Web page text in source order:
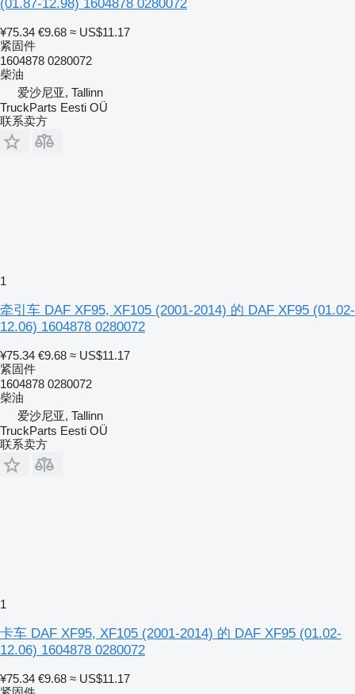
(01.87-12.98) 1604878 0280072
¥75.34 €9.68 ≈ US$11.17
紧固件
1604878 0280072
柴油
爱沙尼亚, Tallinn
TruckParts Eesti OÜ
联系卖方
1
牵引车 DAF XF95, XF105 (2001-2014) 的 DAF XF95 (01.02-
12.06) 1604878 0280072
¥75.34 €9.68 ≈ US$11.17
紧固件
1604878 0280072
柴油
爱沙尼亚, Tallinn
TruckParts Eesti OÜ
联系卖方
1
卡车 DAF XF95, XF105 (2001-2014) 的 DAF XF95 (01.02-
12.06) 1604878 0280072
¥75.34 €9.68 ≈ US$11.17